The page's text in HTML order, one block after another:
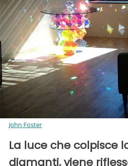
John Foster
La luce che colpisce
diamanti, viene